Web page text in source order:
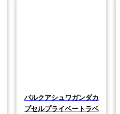
バルクアシュワガンダカ
プセルプライベートラベ